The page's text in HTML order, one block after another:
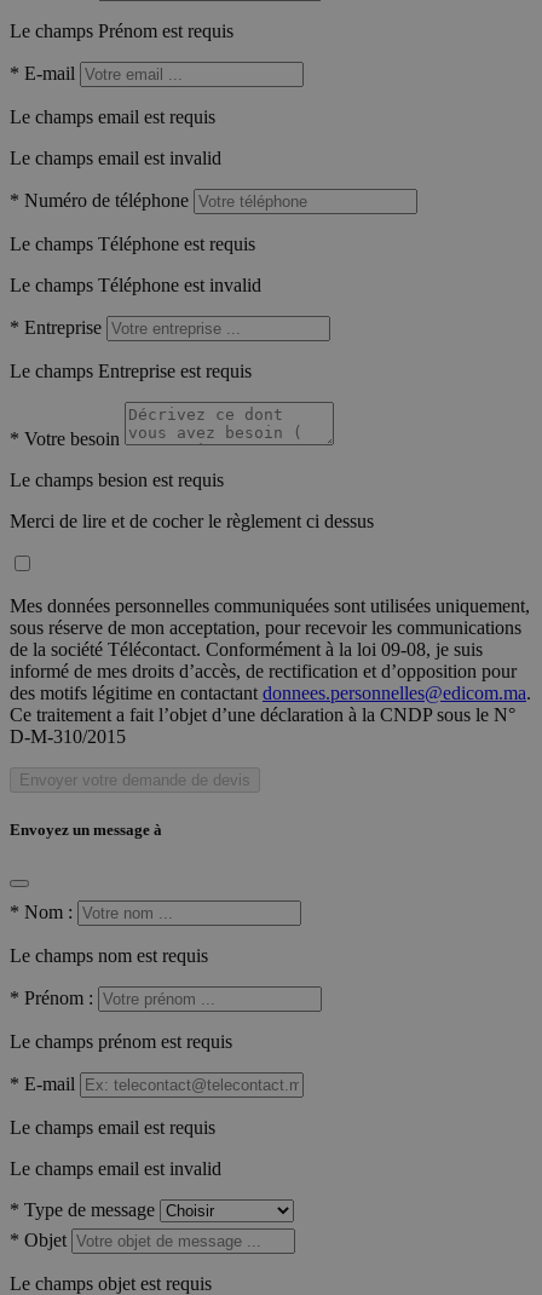
Le champs Prénom est requis
* E-mail
Le champs email est requis
Le champs email est invalid
* Numéro de téléphone
Le champs Téléphone est requis
Le champs Téléphone est invalid
* Entreprise
Le champs Entreprise est requis
* Votre besoin
Le champs besion est requis
Merci de lire et de cocher le règlement ci dessus
Mes données personnelles communiquées sont utilisées uniquement,
sous réserve de mon acceptation, pour recevoir les communications
de la société Télécontact. Conformément à la loi 09-08, je suis
informé de mes droits d’accès, de rectification et d’opposition pour
des motifs légitime en contactant donnees.personnelles@edicom.ma.
Ce traitement a fait l’objet d’une déclaration à la CNDP sous le N°
D-M-310/2015
Envoyer votre demande de devis
Envoyez un message à
* Nom :
Le champs nom est requis
* Prénom :
Le champs prénom est requis
* E-mail
Le champs email est requis
Le champs email est invalid
* Type de message
* Objet
Le champs objet est requis